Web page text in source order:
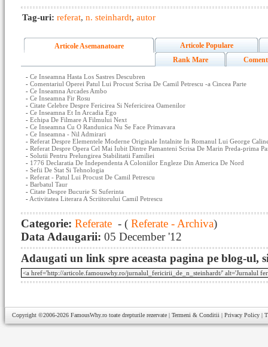
Tag-uri: referat, n. steinhardt, autor
Articole Asemanatoare
Articole Populare
Rank Mare
- Ce Inseamna Hasta Los Sastres Descubren
- Comentariul Operei Patul Lui Procust Scrisa De Camil Petrescu -a Cincea Parte
- Ce Inseamna Arcades Ambo
- Ce Inseamna Fir Rosu
- Citate Celebre Despre Fericirea Si Nefericirea Oamenilor
- Ce Inseamna Et In Arcadia Ego
- Echipa De Filmare A Filmului Next
- Ce Inseamna Cu O Randunica Nu Se Face Primavara
- Ce Inseamna - Nil Admirari
- Referat Despre Elementele Moderne Originale Intalnite In Romanul Lui George
- Referat Despre Opera Cel Mai Iubit Dintre Pamanteni Scrisa De Marin Preda-prima
- Solutii Pentru Prelungirea Stabilitatii Familiei
- 1776 Declaratia De Independenta A Coloniilor Engleze Din America De Nord
- Sefii De Stat Si Tehnologia
- Referat - Patul Lui Procust De Camil Petrescu
- Barbatul Taur
- Citate Despre Bucurie Si Suferinta
- Activitatea Literara A Scriitorului Camil Petrescu
Categorie: Referate - ( Referate - Archiva)
Data Adaugarii: 05 December '12
Adaugati un link spre aceasta pagina pe blog-ul,
Copyright ©2006-2026 FamousWhy.ro toate drepturile rezervate | Termeni & Conditii | Privacy Policy |